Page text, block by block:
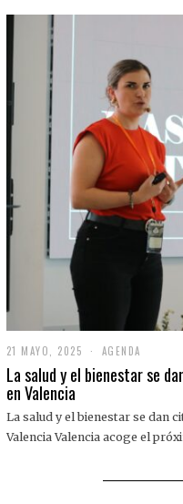
21 MAYO, 2025
1
M
O
,
AGENDA
La salud y el bienestar se
en Valencia
La salud y el bienestar se dan
Valencia Valencia acoge el